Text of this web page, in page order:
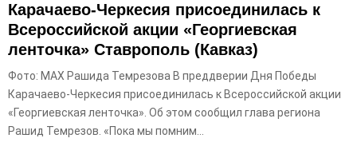
Карачаево-Черкесия присоединилась к
Всероссийской акции «Георгиевская
ленточка» Ставрополь (Кавказ)
Фото: МАХ Рашида Темрезова В преддверии Дня Победы
Карачаево-Черкесия присоединилась к Всероссийской акции
«Георгиевская ленточка». Об этом сообщил глава региона
Рашид Темрезов. «Пока мы помним...